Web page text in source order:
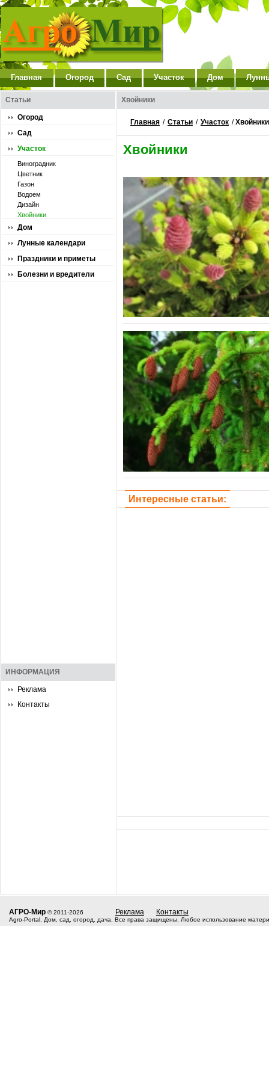
Главная Огород Сад Участок Дом
Статьи
Огород
Сад
Участок
Виноградник
Цветник
Газон
Водоем
Дизайн
Хвойники
Дом
Лунные календари
Праздники и приметы
Болезни и вредители
ИНФОРМАЦИЯ
Реклама
Контакты
Хвойники
Главная / Статьи / Участок /Хвойники
Хвойники
Интересные статьи:
АГРО-Мир © 2011-2026 Реклама Контакты
Agro-Portal. Дом, сад, огород, дача. Все права защищены. Любое использование